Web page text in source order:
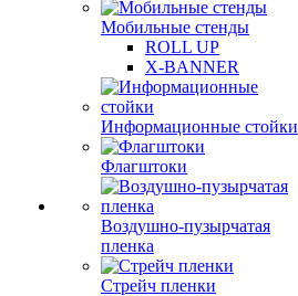
Мобильные стенды
ROLL UP
X-BANNER
Информационные стойки
Флагштоки
Воздушно-пузырчатая
пленка
Стрейч пленки